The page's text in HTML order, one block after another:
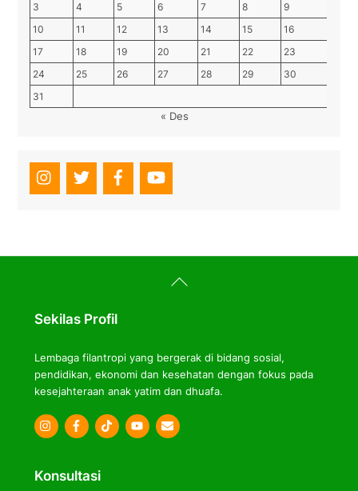
3
4 5 6 7 8
9
10
11 12 13 14 15
16
17
18 19 20 21 22
23
24
25 26 27 28 29
30
31
« Des
Back
To
Sekilas Profil
Lembaga filantropi yang bergerak di bidang sosial,
pendidikan, ekonomi dan kesehatan dengan fokus pada
kesejahteraan anak yatim dan dhuafa.
Icon
Icon
Icon
Konsultasi